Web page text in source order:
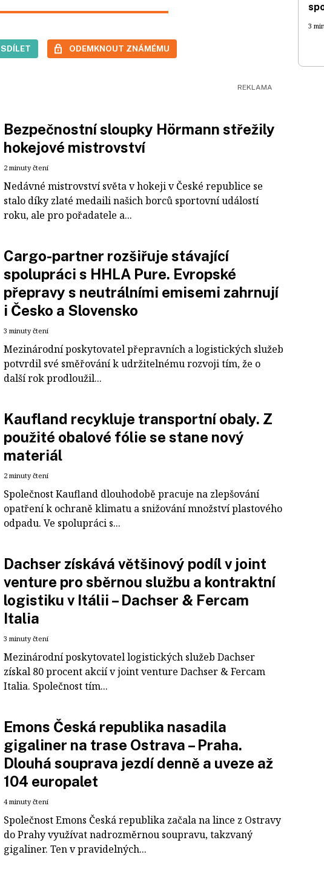
SDÍLET ODEMKNOUT ZNÁMÉMU
3
Bezpečnostní sloupky Hörmann střežily
hokejové mistrovství
2 minuty čtení
Nedávné mistrovství světa v hokeji v České republice se
stalo díky zlaté medaili našich borců sportovní událostí
roku, ale pro pořadatele a...
Cargo-partner rozšiřuje stávající
spolupráci s HHLA Pure. Evropské
přepravy s neutrálními emisemi zahrnují
i Česko a Slovensko
3 minuty čtení
Mezinárodní poskytovatel přepravních a logistických služeb
potvrdil své směřování k udržitelnému rozvoji tím, že o
další rok prodloužil...
Kaufland recykluje transportní obaly. Z
použité obalové fólie se stane nový
materiál
2 minuty čtení
Společnost Kaufland dlouhodobě pracuje na zlepšování
opatření k ochraně klimatu a snižování množství plastového
odpadu. Ve spolupráci s...
Dachser získává většinový podíl v joint
venture pro sběrnou službu a kontraktní
logistiku v Itálii – Dachser & Fercam
Italia
3 minuty čtení
Mezinárodní poskytovatel logistických služeb Dachser
získal 80 procent akcií v joint venture Dachser & Fercam
Italia. Společnost tím...
Emons Česká republika nasadila
gigaliner na trase Ostrava – Praha.
Dlouhá souprava jezdí denně a uveze až
104 europalet
4 minuty čtení
Společnost Emons Česká republika začala na lince z Ostravy
do Prahy využívat nadrozměrnou soupravu, takzvaný
gigaliner. Ten v pravidelných...